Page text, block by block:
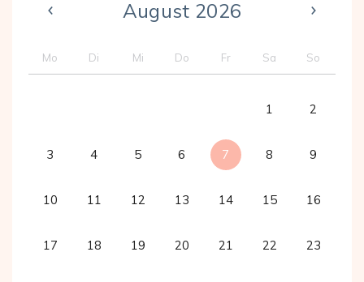
August 2026
Mo Di Mi Do Fr Sa So
1 2
3 4 5 6 7 8 9
10 11 12 13 14 15 16
17 18 19 20 21 22 23